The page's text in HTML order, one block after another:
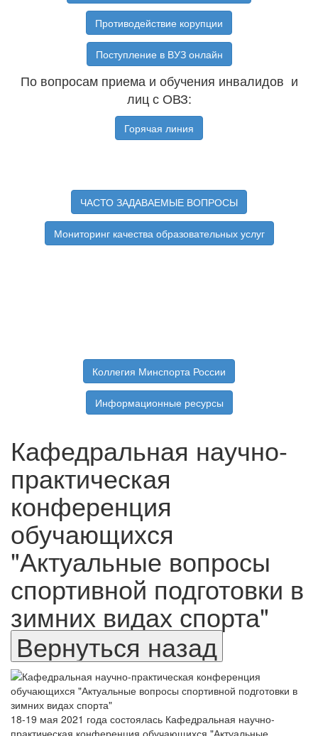
Противодействие корупции
Поступление в ВУЗ онлайн
По вопросам приема и обучения инвалидов и
лиц с ОВЗ:
Горячая линия
ЧАСТО ЗАДАВАЕМЫЕ ВОПРОСЫ
Мониторинг качества образовательных услуг
Коллегия Минспорта России
Информационные ресурсы
Кафедральная научно-
практическая
конференция
обучающихся
"Актуальные вопросы
спортивной подготовки в
зимних видах спорта"
18-19 мая 2021 года состоялась Кафедральная научно-